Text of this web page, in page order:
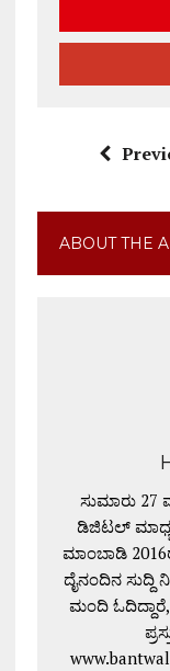
ABOUT THE
ಸುಮಾರು
ಡಿಜಿಟಲ್
ಮಾಂಬಾಡಿ
ದೈನಂದಿನ ಸುದ್ದಿ
ಮಂದಿ ಓದಿದ್ದಾರೆ,